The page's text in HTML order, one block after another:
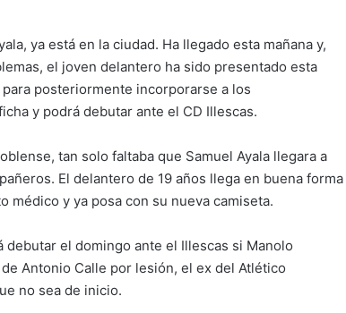
ya está en la ciudad. Ha llegado esta mañana y,
el joven delantero ha sido presentado esta
posteriormente incorporarse a los
y podrá debutar ante el CD Illescas.
tan solo faltaba que Samuel Ayala llegara a
El delantero de 19 años llega en buena forma
y ya posa con su nueva camiseta.
debutar el domingo ante el Illescas si Manolo
Antonio Calle por lesión, el ex del Atlético
no sea de inicio.